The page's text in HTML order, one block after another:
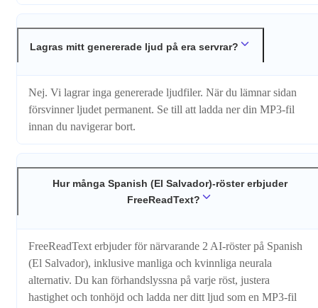
Lagras mitt genererade ljud på era servrar?
Nej. Vi lagrar inga genererade ljudfiler. När du lämnar sidan
försvinner ljudet permanent. Se till att ladda ner din MP3-fil
innan du navigerar bort.
Hur många Spanish (El Salvador)-röster erbjuder
FreeReadText?
FreeReadText erbjuder för närvarande 2 AI-röster på Spanish
(El Salvador), inklusive manliga och kvinnliga neurala
alternativ. Du kan förhandslyssna på varje röst, justera
hastighet och tonhöjd och ladda ner ditt ljud som en MP3-fil